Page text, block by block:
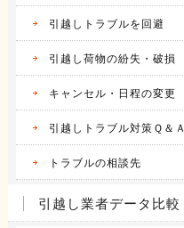
引越しトラブルを回避
引越し荷物の紛失・破損
キャンセル・日程の変更
引越しトラブル対策Ｑ＆Ａ
トラブルの相談先
引越し業者データ比較